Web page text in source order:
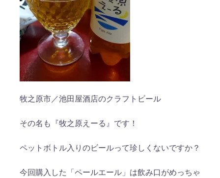
牧之原市／池田屋酒店のクラフトビール
その名も『牧之原えーる』です！
ペットボトル入りのビールって珍しくないですか？
今回購入した「ペールエール」は飲み口がめっちゃ